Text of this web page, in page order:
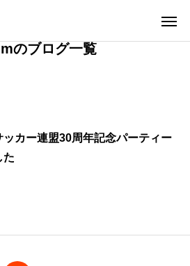
のブログ一覧
カー連盟30周年記念パーティー
た